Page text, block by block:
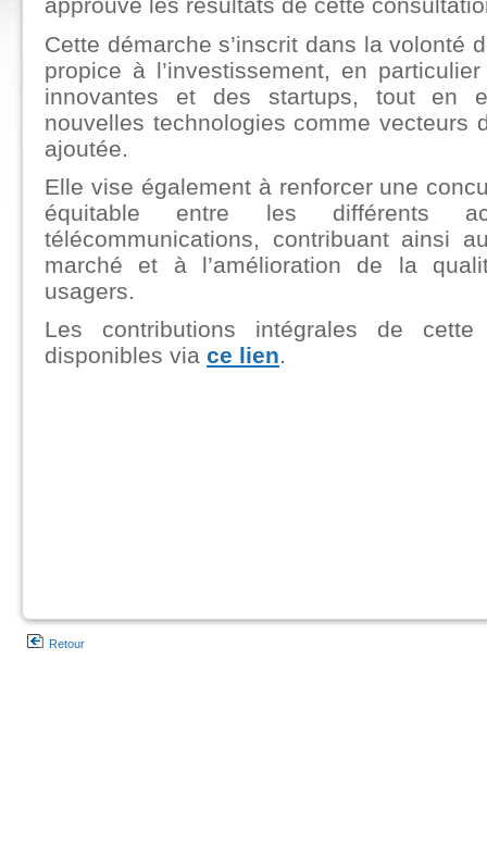
approuvé les résultats de cette
Cette démarche s’inscrit dans la volonté
propice à l’investissement, en
innovantes et des startups, tout en
nouvelles technologies comme vecteurs
ajoutée.
Elle vise également à renforcer une
équitable entre les différents
télécommunications, contribuant ainsi
marché et à l’amélioration de la
usagers.
Les contributions intégrales de cette
disponibles via ce lien.
Retour